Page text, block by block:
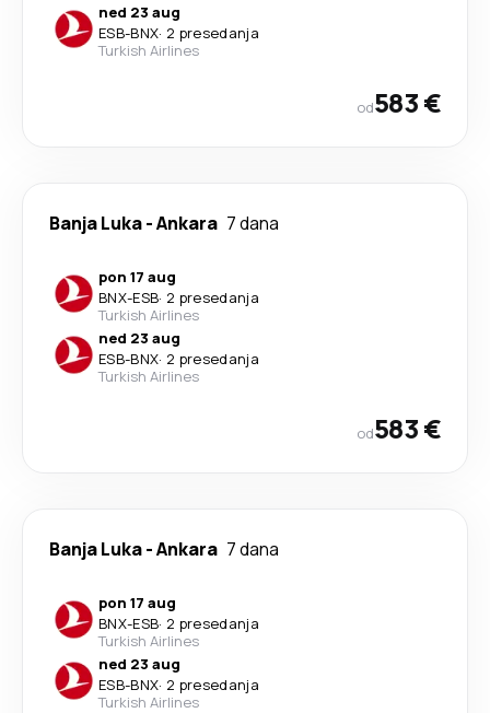
ned 23 aug
ESB-BNX· 2 presedanja
Turkish Airlines
od583 €
Banja Luka-Ankara 7 dana
pon 17 aug
BNX-ESB· 2 presedanja
Turkish Airlines
ned 23 aug
ESB-BNX· 2 presedanja
Turkish Airlines
od583 €
Banja Luka-Ankara 7 dana
pon 17 aug
BNX-ESB· 2 presedanja
Turkish Airlines
ned 23 aug
ESB-BNX· 2 presedanja
Turkish Airlines